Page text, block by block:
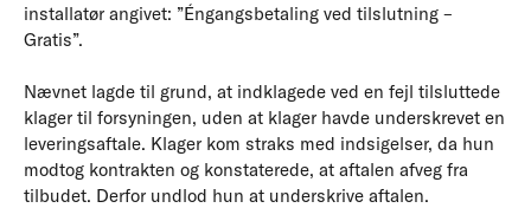
installatør angivet: ”Éngangsbetaling ved tilslutning –
Gratis”.
Nævnet lagde til grund, at indklagede ved en fejl tilsluttede
klager til forsyningen, uden at klager havde underskrevet en
leveringsaftale. Klager kom straks med indsigelser, da hun
modtog kontrakten og konstaterede, at aftalen afveg fra
tilbudet. Derfor undlod hun at underskrive aftalen.